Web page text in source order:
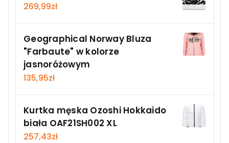
269,99zł
Geographical Norway Bluza
"Farbaute" w kolorze
jasnoróżowym
135,95zł
Kurtka męska Ozoshi Hokkaido
biała OAF21SH002 XL
257,43zł